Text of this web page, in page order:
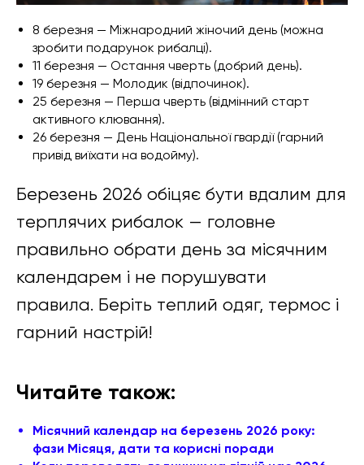
8 березня — Міжнародний жіночий день (можна
зробити подарунок рибалці).
11 березня — Остання чверть (добрий день).
19 березня — Молодик (відпочинок).
25 березня — Перша чверть (відмінний старт
активного клювання).
26 березня — День Національної гвардії (гарний
привід виїхати на водойму).
Березень 2026 обіцяє бути вдалим для
терплячих рибалок — головне
правильно обрати день за місячним
календарем і не порушувати
правила. Беріть теплий одяг, термос і
гарний настрій!
Читайте також:
Місячний календар на березень 2026 року:
фази Місяця, дати та корисні поради